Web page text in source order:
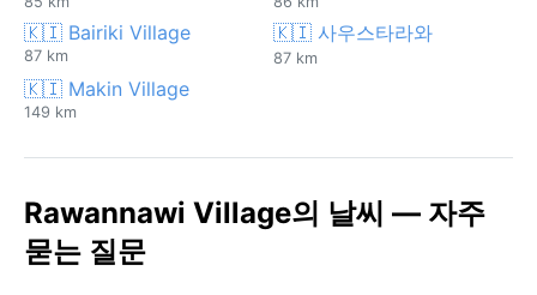
🇰🇮 Bairiki Village
87 km
🇰🇮 사우스타라와
87 km
🇰🇮 Makin Village
149 km
Rawannawi Village의 날씨 — 자주
묻는 질문